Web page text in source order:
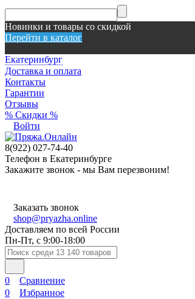
Новинки и товары со скидкой
Перейти в каталог
Екатеринбург
Доставка и оплата
Контакты
Гарантии
Отзывы
% Скидки %
Войти
8(922) 027-74-40
Телефон в Екатеринбурге
Закажите звонок - мы Вам перезвоним!
Заказать звонок
shop@pryazha.online
Доставляем по всей России
Пн-Пт, с 9:00-18:00
0
Сравнение
0
Избранное